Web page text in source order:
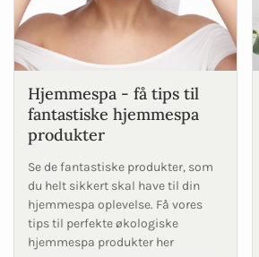
Hjemmespa - få tips til
fantastiske hjemmespa
produkter
Se de fantastiske produkter, som
du helt sikkert skal have til din
hjemmespa oplevelse. Få vores
tips til perfekte økologiske
hjemmespa produkter her